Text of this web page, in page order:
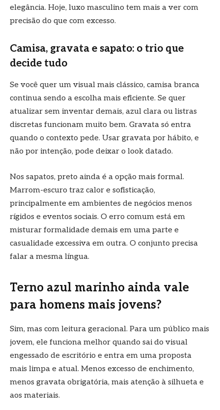
elegância. Hoje, luxo masculino tem mais a ver com
precisão do que com excesso.
Camisa, gravata e sapato: o trio que
decide tudo
Se você quer um visual mais clássico, camisa branca
continua sendo a escolha mais eficiente. Se quer
atualizar sem inventar demais, azul clara ou listras
discretas funcionam muito bem. Gravata só entra
quando o contexto pede. Usar gravata por hábito, e
não por intenção, pode deixar o look datado.
Nos sapatos, preto ainda é a opção mais formal.
Marrom-escuro traz calor e sofisticação,
principalmente em ambientes de negócios menos
rígidos e eventos sociais. O erro comum está em
misturar formalidade demais em uma parte e
casualidade excessiva em outra. O conjunto precisa
falar a mesma língua.
Terno azul marinho ainda vale
para homens mais jovens?
Sim, mas com leitura geracional. Para um público mais
jovem, ele funciona melhor quando sai do visual
engessado de escritório e entra em uma proposta
mais limpa e atual. Menos excesso de enchimento,
menos gravata obrigatória, mais atenção à silhueta e
aos materiais.